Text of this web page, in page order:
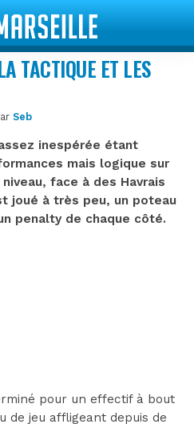
TACTIQUE ET LES
Seb
inespérée étant
mais logique sur
face à des Havrais
joué à très peu, un poteau
penalty de chaque côté.
pour un effectif à bout
de jeu affligeant depuis de